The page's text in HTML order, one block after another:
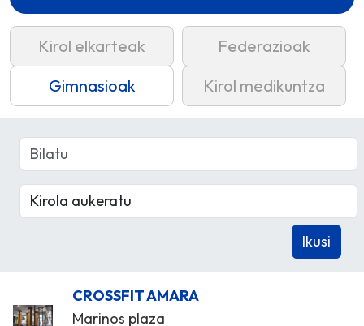
Kirol elkarteak
Federazioak
Gimnasioak
Kirol medikuntza
CROSSFIT AMARA
Marinos plaza